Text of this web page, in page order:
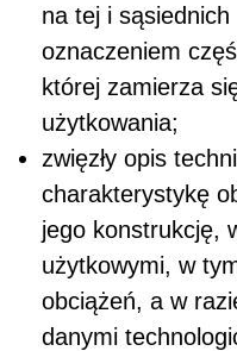
na tej i
oznaczeniem
której zamierza
użytkowania;
zwięzły opis
charakterystykę
jego konstrukcję,
użytkowymi, w
obciążeń, a w
danymi